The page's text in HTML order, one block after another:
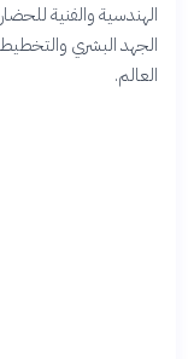
الهندسية والفنية
الجهد البشري والتخطيط
العالم.